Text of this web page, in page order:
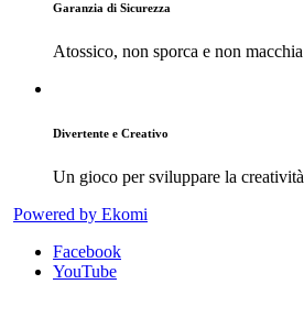
Garanzia di Sicurezza
Atossico, non sporca e non macchia
Divertente e Creativo
Un gioco per sviluppare la creatività
Powered by Ekomi
Facebook
YouTube